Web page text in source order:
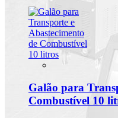
Galão para
Combustível 10